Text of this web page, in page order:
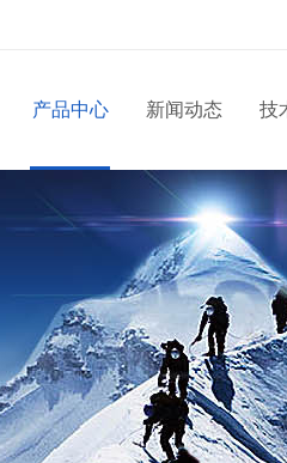
产品中心 新闻动态 技